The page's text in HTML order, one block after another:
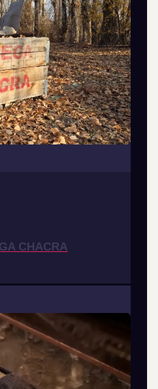
CHACRA